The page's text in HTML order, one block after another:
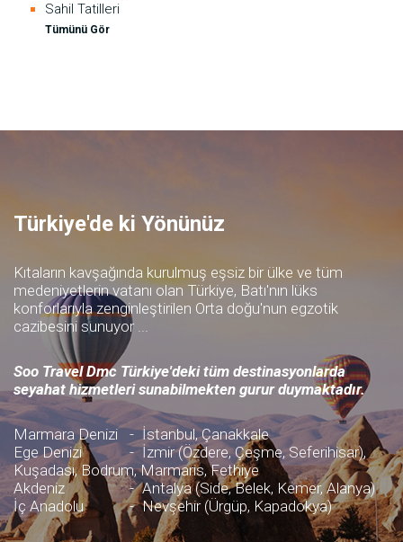
Sahil Tatilleri
Tümünü Gör
Türkiye'de ki Yönünüz
Kıtaların kavşağında kurulmuş eşsiz bir ülke ve tüm
medeniyetlerin vatanı olan Türkiye, Batı'nın lüks
konforlarıyla zenginleştirilen Orta doğu'nun egzotik
cazibesini sunuyor ...
Soo Travel Dmc Türkiye'deki tüm destinasyonlarda
seyahat hizmetleri sunabilmekten gurur duymaktadır.
Marmara Denizi - İstanbul, Çanakkale
Ege Denizi
- İzmir (Özdere, Çeşme, Seferihisar),
Kuşadası, Bodrum, Marmaris, Fethiye
Akdeniz
- Antalya (Side, Belek, Kemer, Alanya)
İç Anadolu
- Nevşehir (Ürgüp, Kapadokya)